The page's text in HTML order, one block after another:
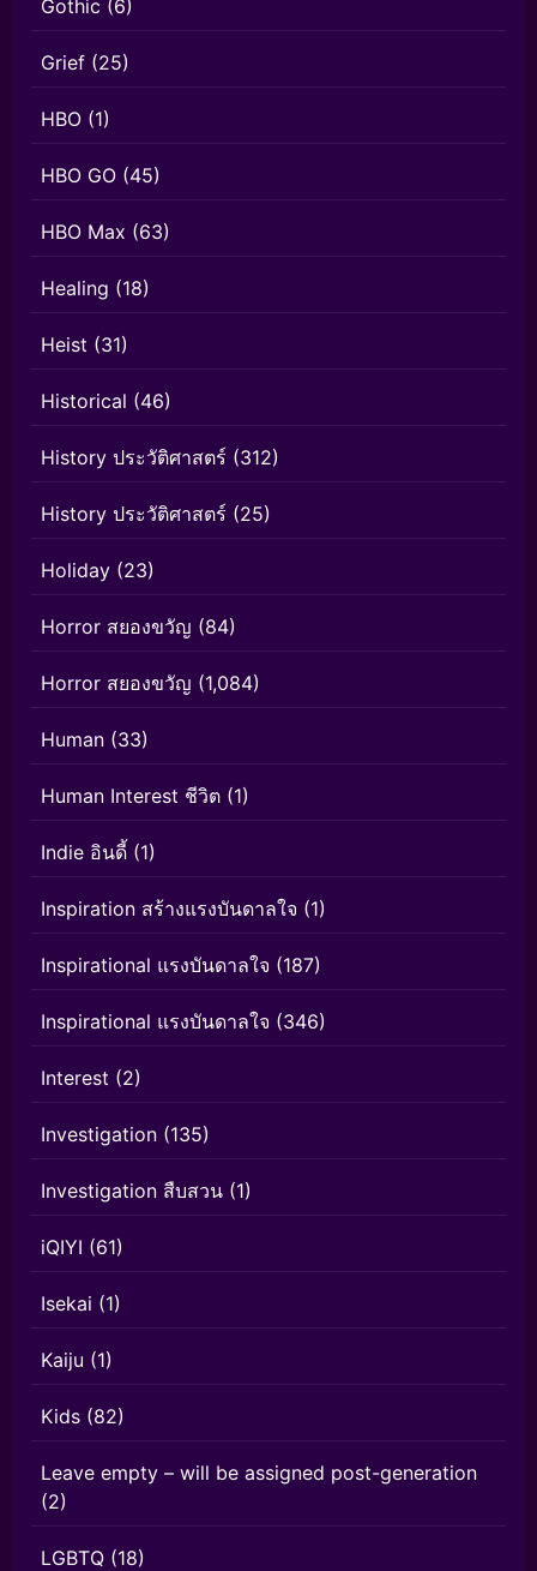
Gothic (6)
Grief (25)
HBO (1)
HBO GO (45)
HBO Max (63)
Healing (18)
Heist (31)
Historical (46)
History ประวัติศาสตร์ (312)
History ประวัติศาสตร์ (25)
Holiday (23)
Horror สยองขวัญ (84)
Horror สยองขวัญ (1,084)
Human (33)
Human Interest ชีวิต (1)
Indie อินดี้ (1)
Inspiration สร้างแรงบันดาลใจ (1)
Inspirational แรงบันดาลใจ (187)
Inspirational แรงบันดาลใจ (346)
Interest (2)
Investigation (135)
Investigation สืบสวน (1)
iQIYI (61)
Isekai (1)
Kaiju (1)
Kids (82)
Leave empty – will be assigned post-generation
(2)
LGBTQ (18)